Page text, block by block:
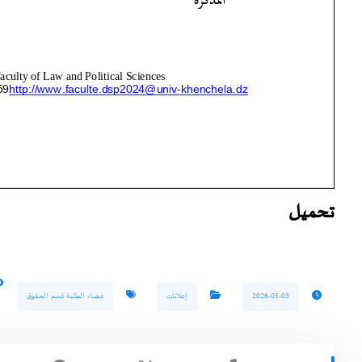
تحميل
2026-05-03 إعلانات فضاء الطلبة قسم الحقوق